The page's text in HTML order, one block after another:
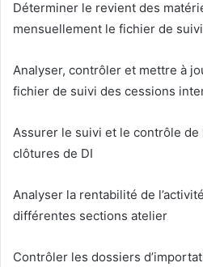
Déterminer le revient des
mensuellement le fichier de
Analyser, contrôler et mettre à
fichier de suivi des cessions
Assurer le suivi et le contrôle de
clôtures de DI
Analyser la rentabilité de
différentes sections atelier
Contrôler les dossiers